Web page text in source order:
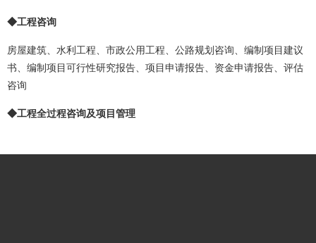
◆工程咨询
房屋建筑、水利工程、市政公用工程、公路规划咨询、编制项目建议
书、编制项目可行性研究报告、项目申请报告、资金申请报告、评估
咨询
◆工程全过程咨询及项目管理